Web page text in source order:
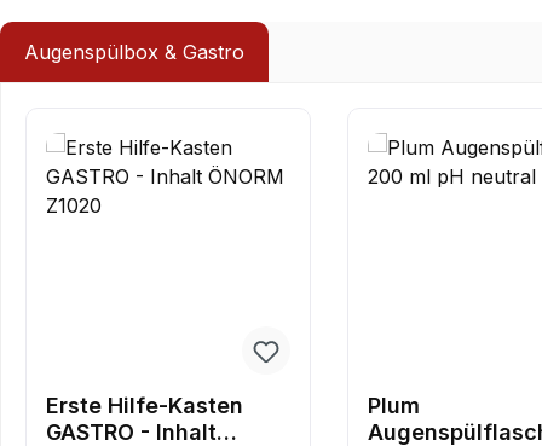
Augenspülbox & Gastro
Erste Hilfe-Kasten
GASTRO - Inhalt
Plum